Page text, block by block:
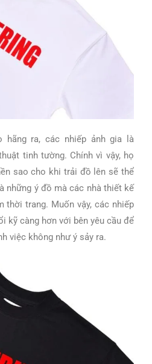
hãng ra, các nhiếp ảnh gia là
tinh tường. Chính vì vậy, họ
sao cho khi trải đồ lên sẽ thể
những ý đồ mà các nhà thiết kế
thời trang. Muốn vậy, các nhiếp
kỹ càng hơn với bên yêu cầu để
việc không như ý sảy ra.